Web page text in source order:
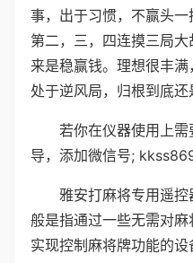
事，出于习惯，不赢头一
第二，三，四连摸三局
来是稳赢钱。理想很丰
处于逆风局，归根到底还
若你在仪器使用上
导，添加微信号;
雅安打麻将专用遥
般是指通过一些无需对
实现控制麻将牌功能的设